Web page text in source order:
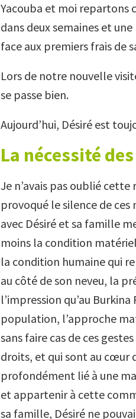
Yacouba et moi repartons
dans deux semaines et
face aux premiers frais de
Lors de notre nouvelle
se passe bien.
Aujourd’hui, Désiré est
La nécessité
Je n’avais pas oublié cette
provoqué le silence de
avec Désiré et sa famille
moins la condition
la condition humaine qui
au côté de son neveu, la
l’impression qu’au
population, l’approche
sans faire cas de ces
droits, et qui sont au cœur
profondément lié à une
et appartenir à cette
sa famille, Désiré ne